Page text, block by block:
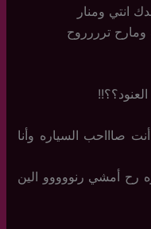
انتي ومنار
ترررروح
صاااحب السياره وأنا
رح أمشي رنووووو الين